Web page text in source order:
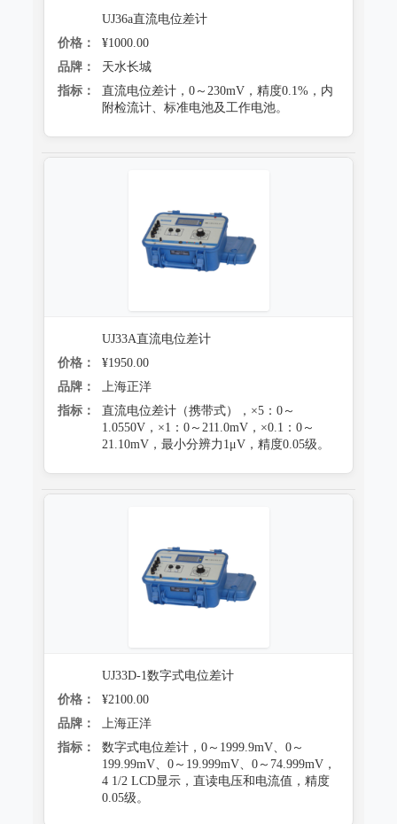
UJ36a直流电位差计
价格：
¥1000.00
品牌：
天水长城
指标：
直流电位差计，0～230mV，精度0.1%，内
附检流计、标准电池及工作电池。
UJ33A直流电位差计
价格：
¥1950.00
品牌：
上海正洋
指标：
直流电位差计（携带式），×5：0～
1.0550V，×1：0～211.0mV，×0.1：0～
21.10mV，最小分辨力1μV，精度0.05级。
UJ33D-1数字式电位差计
价格：
¥2100.00
品牌：
上海正洋
指标：
数字式电位差计，0～1999.9mV、0～
199.99mV、0～19.999mV、0～74.999mV，
4 1/2 LCD显示，直读电压和电流值，精度
0.05级。